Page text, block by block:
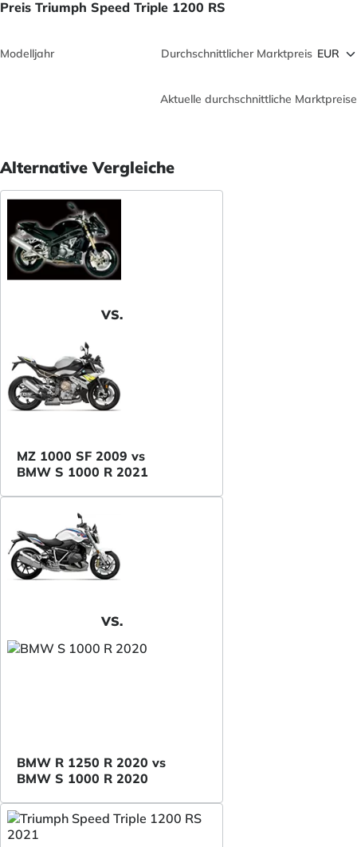
Preis Triumph Speed Triple 1200 RS
Modelljahr Durchschnittlicher Marktpreis
Aktuelle durchschnittliche Marktpreise
Alternative Vergleiche
VS.
MZ 1000 SF 2009 vs
BMW S 1000 R 2021
VS.
BMW R 1250 R 2020 vs
BMW S 1000 R 2020